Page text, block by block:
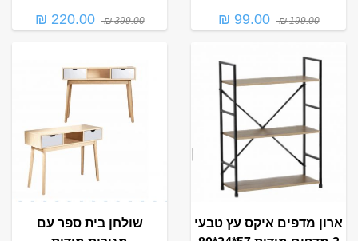
199.00 ₪
99.00 ₪
399.00 ₪
220.00 ₪
ארון מדפים איקס עץ טבעי
שולחן בית ספר עם